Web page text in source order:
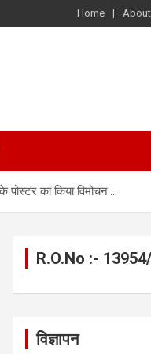
Home
पोस्टर का किया विमोचन….
R.O.No :-
विज्ञापन